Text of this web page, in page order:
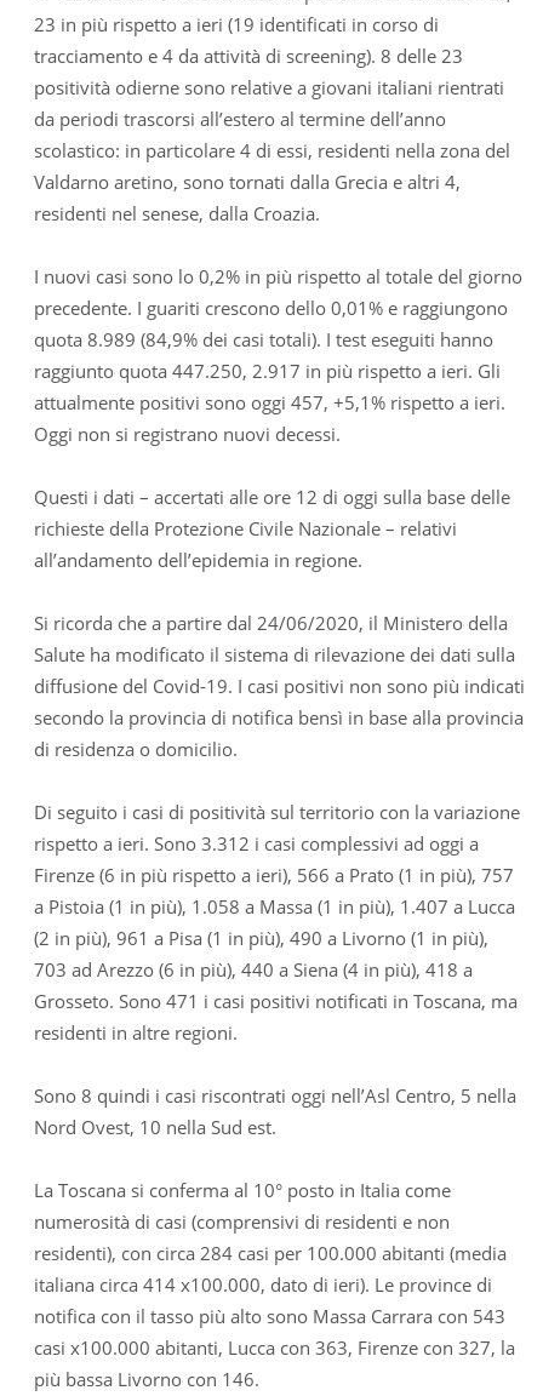
23 in più rispetto a ieri (19 identificati in corso di
tracciamento e 4 da attività di screening). 8 delle 23
positività odierne sono relative a giovani italiani rientrati
da periodi trascorsi all’estero al termine dell’anno
scolastico: in particolare 4 di essi, residenti nella zona del
Valdarno aretino, sono tornati dalla Grecia e altri 4,
residenti nel senese, dalla Croazia.
I nuovi casi sono lo 0,2% in più rispetto al totale del giorno
precedente. I guariti crescono dello 0,01% e raggiungono
quota 8.989 (84,9% dei casi totali). I test eseguiti hanno
raggiunto quota 447.250, 2.917 in più rispetto a ieri. Gli
attualmente positivi sono oggi 457, +5,1% rispetto a ieri.
Oggi non si registrano nuovi decessi.
Questi i dati – accertati alle ore 12 di oggi sulla base delle
richieste della Protezione Civile Nazionale – relativi
all’andamento dell’epidemia in regione.
Si ricorda che a partire dal 24/06/2020, il Ministero della
Salute ha modificato il sistema di rilevazione dei dati sulla
diffusione del Covid-19. I casi positivi non sono più indicati
secondo la provincia di notifica bensì in base alla provincia
di residenza o domicilio.
Di seguito i casi di positività sul territorio con la variazione
rispetto a ieri. Sono 3.312 i casi complessivi ad oggi a
Firenze (6 in più rispetto a ieri), 566 a Prato (1 in più), 757
a Pistoia (1 in più), 1.058 a Massa (1 in più), 1.407 a Lucca
(2 in più), 961 a Pisa (1 in più), 490 a Livorno (1 in più),
703 ad Arezzo (6 in più), 440 a Siena (4 in più), 418 a
Grosseto. Sono 471 i casi positivi notificati in Toscana, ma
residenti in altre regioni.
Sono 8 quindi i casi riscontrati oggi nell’Asl Centro, 5 nella
Nord Ovest, 10 nella Sud est.
La Toscana si conferma al 10° posto in Italia come
numerosità di casi (comprensivi di residenti e non
residenti), con circa 284 casi per 100.000 abitanti (media
italiana circa 414 x100.000, dato di ieri). Le province di
notifica con il tasso più alto sono Massa Carrara con 543
casi x100.000 abitanti, Lucca con 363, Firenze con 327, la
più bassa Livorno con 146.